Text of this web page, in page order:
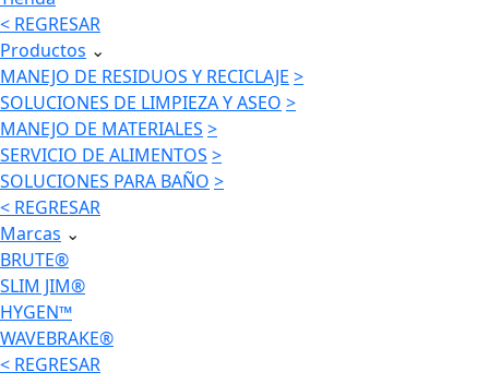
< REGRESAR
Productos ⌄
MANEJO DE RESIDUOS Y RECICLAJE >
SOLUCIONES DE LIMPIEZA Y ASEO >
MANEJO DE MATERIALES >
SERVICIO DE ALIMENTOS >
SOLUCIONES PARA BAÑO >
< REGRESAR
Marcas ⌄
BRUTE®
SLIM JIM®
HYGEN™
WAVEBRAKE®
< REGRESAR